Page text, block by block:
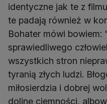
identyczne jak te z
te padają również w
Bohater mówi bowiem:
sprawiedliwego
wszystkich stron
tyranią złych ludzi.
miłosierdzia i dobrej
dolinę ciemności,